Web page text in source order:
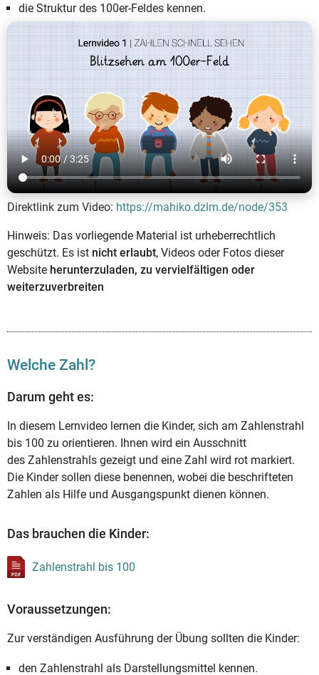
die Struktur des 100er-Feldes kennen.
Direktlink zum Video: https://mahiko.dzlm.de/node/353
Hinweis: Das vorliegende Material ist urheberrechtlich
geschützt. Es ist nicht erlaubt, Videos oder Fotos dieser
Website herunterzuladen, zu vervielfältigen oder
weiterzuverbreiten
Welche Zahl?
Darum geht es:
In diesem Lernvideo lernen die Kinder, sich am Zahlenstrahl
bis 100 zu orientieren. Ihnen wird ein Ausschnitt
des Zahlenstrahls gezeigt und eine Zahl wird rot markiert.
Die Kinder sollen diese benennen, wobei die beschrifteten
Zahlen als Hilfe und Ausgangspunkt dienen können.
Das brauchen die Kinder:
Zahlenstrahl bis 100
Voraussetzungen:
Zur verständigen Ausführung der Übung sollten die Kinder:
den Zahlenstrahl als Darstellungsmittel kennen.